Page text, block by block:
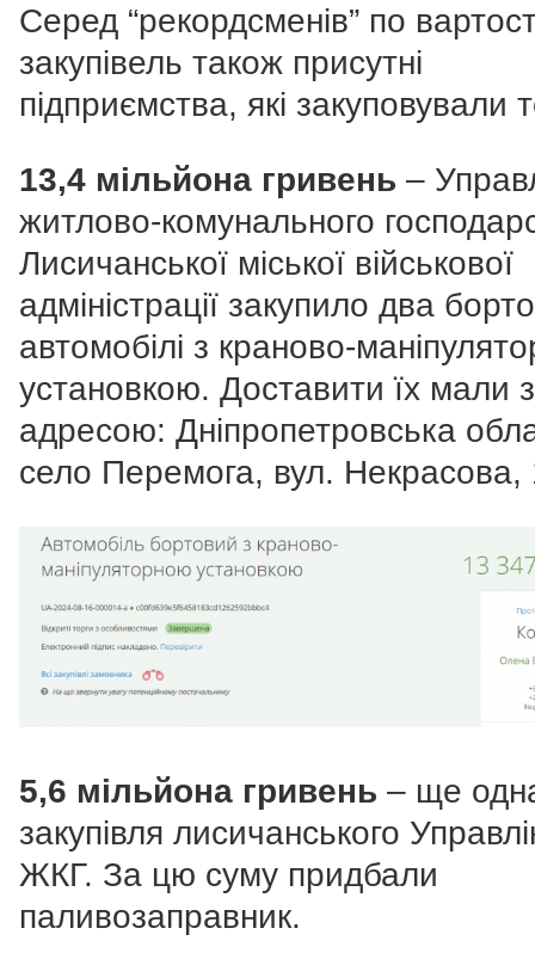
Серед “рекордсменів” по
закупівель також присутні
підприємства, які закуповували
13,4 мільйона гривень –
житлово-комунального
Лисичанської міської військової
адміністрації закупило два
автомобілі з краново-
установкою. Доставити їх мали
адресою: Дніпропетровська
село Перемога, вул. Некрасова,
5,6 мільйона гривень – ще
закупівля лисичанського
ЖКГ. За цю суму придбали
паливозаправник.